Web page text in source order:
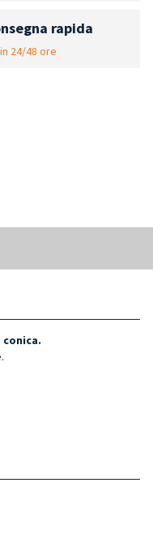
rapida
in 24/48 ore